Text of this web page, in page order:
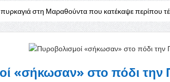
που κατέκαψε περίπου τέσσερα εκτάρια, θα
«σήκωσαν» στο πόδι την